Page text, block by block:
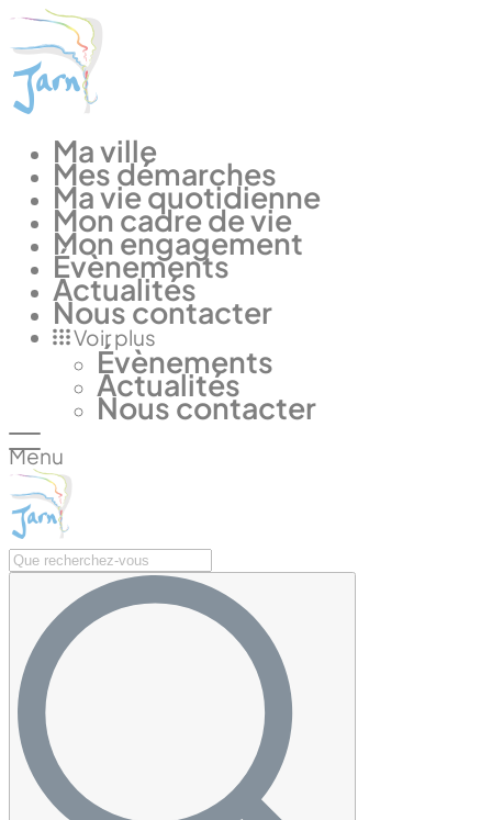
Panneau de gestion des cookies
Ma ville
Mes démarches
Ma vie quotidienne
Mon cadre de vie
Mon engagement
Évènements
Actualités
Nous contacter
Voir plus
Évènements
Actualités
Nous contacter
Menu